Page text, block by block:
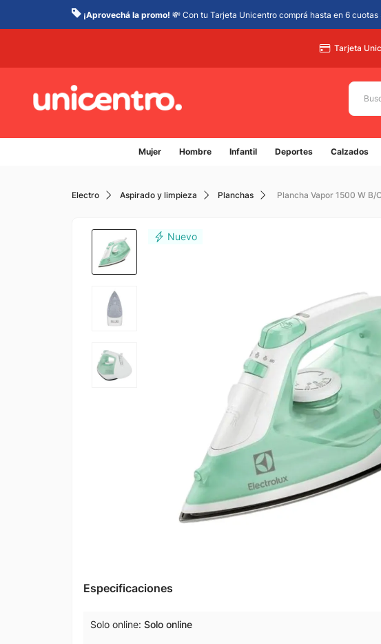
¡Aprovechá la promo! 💸 Con tu Tarjeta Unicentro comprá hasta en 6 cuotas
Tarjeta
Mujer Hombre Infantil Deportes Calzados
Electro Aspirado y limpieza Planchas Plancha Vapor 1500 W
Especificaciones
Solo online Solo online
Términos más